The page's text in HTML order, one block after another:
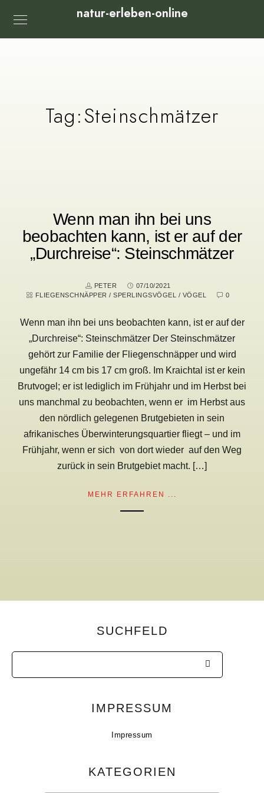
natur-erleben-online
Tag:Steinschmätzer
Wenn man ihn bei uns
beobachten kann, ist er auf der
„Durchreise“: Steinschmätzer
PETER
07/10/2021
FLIEGENSCHNÄPPER /SPERLINGSVÖGEL / VÖGEL 0
Wenn man ihn bei uns beobachten kann, ist er auf der
„Durchreise“: Steinschmätzer Der Steinschmätzer
gehört zur Familie der Fliegenschnäpper und wird
ungefähr 14 cm bis 17 cm groß. Im Kraichtal ist er kein
Brutvogel; er ist lediglich im Frühjahr und im Herbst bei
uns manchmal zu beobachten, wenn er im Herbst aus
den nördlich gelegenen Brutgebieten in sein
afrikanisches Überwinterungsquartier fliegt – und im
Frühjahr, wenn er sich von dort wieder auf den Weg
zurück in sein Brutgebiet macht. […]
MEHR ERFAHREN ...
SUCHFELD
IMPRESSUM
Impressum
KATEGORIEN